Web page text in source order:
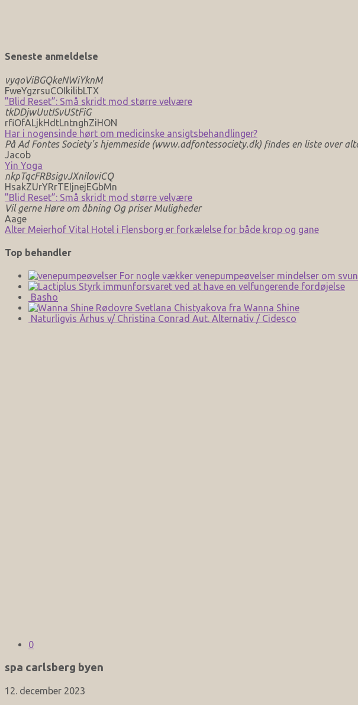
Seneste anmeldelse
vyqoViBGQkeNWiYknM
FweYgzrsuCOIkilibLTX
”Blid Reset”: Små skridt mod større velvære
tkDDjwUutISvUStFiG
rfiOfALjkHdtLntnghZiHON
Har i nogensinde hørt om medicinske ansigtsbehandlinger?
På Ad Fontes Society's hjemmeside (www.adfontessociety.dk) findes en liste over
Jacob
Yin Yoga
nkpTqcFRBsigvJXniloviCQ
HsakZUrYRrTEIjnejEGbMn
”Blid Reset”: Små skridt mod større velvære
Vil gerne Høre om åbning Og priser Muligheder
Aage
Alter Meierhof Vital Hotel i Flensborg er forkælelse for både krop og gane
Top behandler
For nogle vækker venepumpeøvelser mindelser om
Styrk immunforsvaret ved at have en velfungerende fordøjelse
Basho
Svetlana Chistyakova fra Wanna Shine
Naturligvis Århus v/ Christina Conrad Aut. Alternativ / Cidesco
0
spa carlsberg byen
12. december 2023